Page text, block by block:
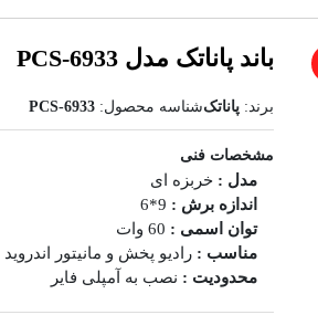
باند پاناتک مدل PCS-6933
برند: پاناتکشناسه محصول: PCS-6933
مشخصات فنی
مدل : خربزه ای
اندازه برش : 9*6
توان اسمی : 60 وات
مناسب : رادیو پخش و مانیتور اندروید
محدودیت : نصب به آمپلی فایر